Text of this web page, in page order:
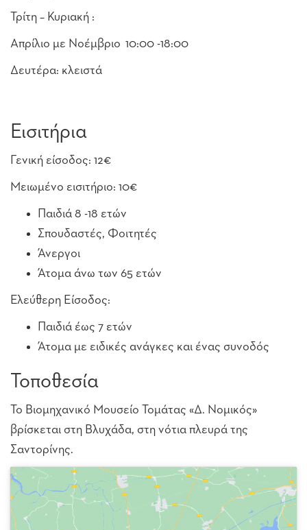
Τρίτη – Κυριακή :
Απρίλιο με Νοέμβριο 10:00 -18:00
Δευτέρα: κλειστά
Εισιτήρια
Γενική είσοδος: 12€
Μειωμένο εισιτήριο: 10€
Παιδιά 8 -18 ετών
Σπουδαστές, Φοιτητές
Άνεργοι
Άτομα άνω των 65 ετών
Ελεύθερη Είσοδος:
Παιδιά έως 7 ετών
Άτομα με ειδικές ανάγκες και ένας συνοδός
Τοποθεσία
Το Βιομηχανικό Μουσείο Τομάτας «Δ. Νομικός»
βρίσκεται στη Βλυχάδα, στη νότια πλευρά της
Σαντορίνης.